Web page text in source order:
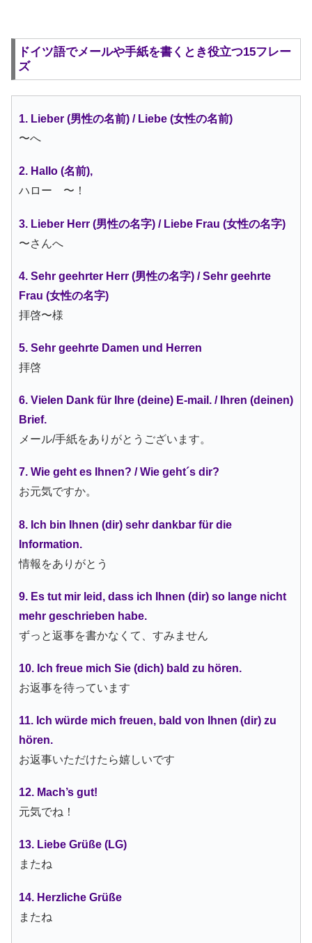
ドイツ語でメールや手紙を書くとき役立つ15フレー
ズ
1. Lieber (男性の名前) / Liebe (女性の名前)
〜へ
2. Hallo (名前),
ハロー 〜！
3. Lieber Herr (男性の名字) / Liebe Frau (女性の名字)
〜さんへ
4. Sehr geehrter Herr (男性の名字) / Sehr geehrte
Frau (女性の名字)
拝啓〜様
5. Sehr geehrte Damen und Herren
拝啓
6. Vielen Dank für Ihre (deine) E-mail. / Ihren (deinen)
Brief.
メール/手紙をありがとうございます。
7. Wie geht es Ihnen? / Wie geht´s dir?
お元気ですか。
8. Ich bin Ihnen (dir) sehr dankbar für die
Information.
情報をありがとう
9. Es tut mir leid, dass ich Ihnen (dir) so lange nicht
mehr geschrieben habe.
ずっと返事を書かなくて、すみません
10. Ich freue mich Sie (dich) bald zu hören.
お返事を待っています
11. Ich würde mich freuen, bald von Ihnen (dir) zu
hören.
お返事いただけたら嬉しいです
12. Mach’s gut!
元気でね！
13. Liebe Grüße (LG)
またね
14. Herzliche Grüße
またね